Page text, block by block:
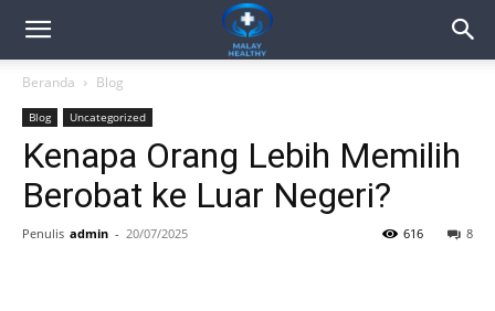
Beranda Blog
Blog Uncategorized
Kenapa Orang Lebih Memilih
Berobat ke Luar Negeri?
Penulis admin - 20/07/2025 8
616